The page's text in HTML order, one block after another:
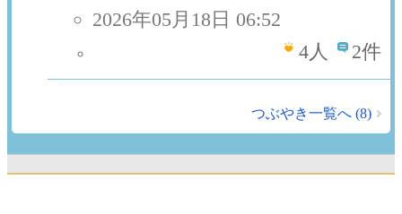
2026年05月18日 06:52
4人 2件
つぶやき一覧へ (8)